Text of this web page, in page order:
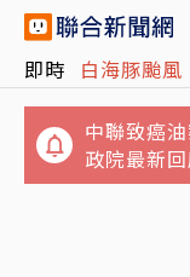
即時 白海豚颱風
白海豚颱
最明顯
政院最新